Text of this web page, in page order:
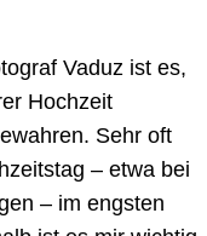
Vaduz ist es,
Hochzeit
Sehr oft
– etwa bei
– im engsten